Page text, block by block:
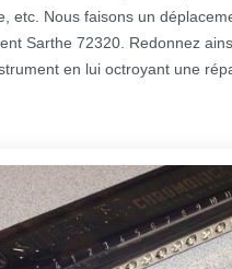
etc. Nous faisons un
Sarthe 72320. Redonnez
en lui octroyant une